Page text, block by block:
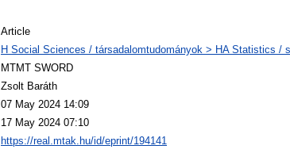
Article
H Social Sciences / társadalomtudományok > HA Statistics /
MTMT SWORD
Zsolt Baráth
07 May 2024 14:09
17 May 2024 07:10
https://real.mtak.hu/id/eprint/194141